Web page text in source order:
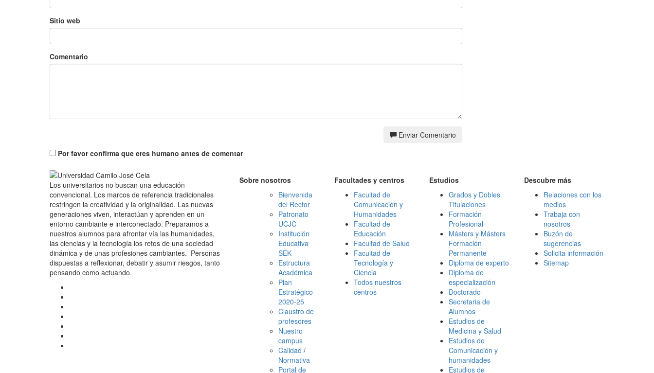
Sitio web
Comentario
Enviar Comentario
Por favor confirma que eres humano antes de comentar
Los universitarios no buscan una educación
convencional. Los marcos de referencia tradicionales
restringen la creatividad y la originalidad. Las nuevas
generaciones viven, interactúan y aprenden en un
entorno cambiante e interconectado. Preparamos a
nuestros alumnos para afrontar vía las humanidades,
las ciencias y la tecnología los retos de una sociedad
dinámica y de unas profesiones cambiantes. Personas
dispuestas a reflexionar, debatir y asumir riesgos, tanto
pensando como actuando.
Sobre nosotros
Bienvenida
del Rector
Patronato
UCJC
Institución
Educativa
SEK
Estructura
Académica
Plan
Estratégico
2020-25
Claustro de
profesores
Nuestro
campus
Calidad /
Normativa
Portal de
Facultades y centros
Facultad de
Comunicación y
Humanidades
Facultad de
Educación
Facultad de Salud
Facultad de
Tecnología y
Ciencia
Todos nuestros
centros
Estudios
Grados y Dobles
Titulaciones
Formación
Profesional
Másters y Másters
Formación
Permanente
Diploma de experto
Diploma de
especialización
Doctorado
Secretaria de
Alumnos
Estudios de
Medicina y Salud
Estudios de
Comunicación y
humanidades
Estudios de
Descubre más
Relaciones con los
medios
Trabaja con
nosotros
Buzón de
sugerencias
Solicita información
Sitemap